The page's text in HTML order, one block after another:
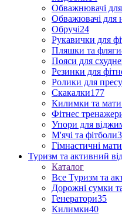
Обважнювачі
Обважювачі для
Обручі24
Рукавички для
Пляшки та фляги
Пояси для
Резинки для
Ролики для пресу
Скакалки177
Килимки та мати
Фітнес
Упори для
М'ячі та фітболи
Гімнастичні мати
Туризм та активний
Каталог
Все Туризм та
Дорожні сумки
Генератори35
Килимки40